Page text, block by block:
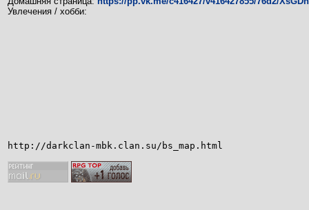
Увлечения / хобби:
http://darkclan-mbk.clan.su/bs_map.html